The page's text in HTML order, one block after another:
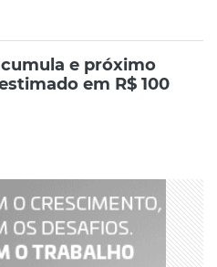
e próximo
em R$ 100